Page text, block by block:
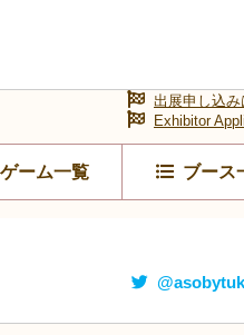
ゲーム一覧 ブース
出展申し込み
Exhibitor